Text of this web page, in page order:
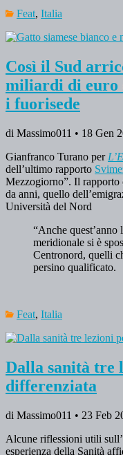
Feat, Italia
Così il Sud
miliardi di euro
i fuorisede
di Massimo011 • 18 Gen
Gianfranco Turano per
dell’ultimo rapporto
Mezzogiorno”. Il rapporto
da anni, quello
Università del Nord
“Anche
meridionale si è
Centronord, quelli
persino qualificato.
Feat, Italia
Dalla sanità tre
differenziata
di Massimo011 • 23 Feb
Alcune riflessioni utili
esperienza della Sanità